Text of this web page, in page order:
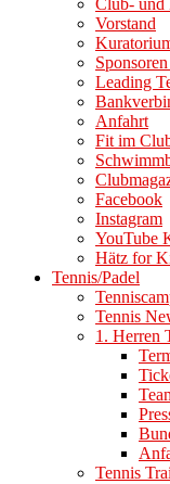
Club- und
Vorstand
Leading
Anfahrt
Fit im
Facebook
Instagram
YouTube
Hätz for
Tennis/Padel
Tennis
1. Herren
Tennis